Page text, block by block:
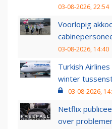
03-08-2026, 22:54
Voorlopig
03-08-2026, 14:40
Turkish
winter
03-08-2026,
Netflix
over